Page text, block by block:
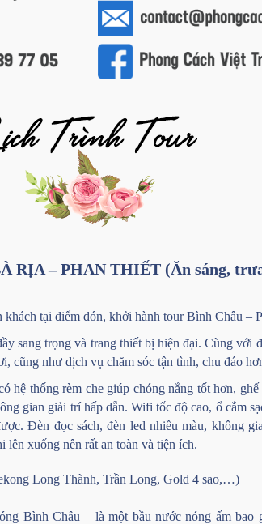
RỊA – PHAN THIẾT (Ăn sáng,
tại điểm đón, khởi hành tour Bình Châu –
sang trọng và trang thiết bị hiện đại. Cùng với
cũng như dịch vụ chăm sóc tận tình, chu đáo
hệ thống rèm che giúp chóng nắng tốt hơn, ghế
gian giải trí hấp dẫn. Wifi tốc độ cao, ổ cắm
Đèn đọc sách, đèn led nhiều màu, không
lên xuống nên rất an toàn và tiện ích.
Long Thành, Trần Long, Gold 4 sao,…)
Bình Châu – là một bầu nước nóng ấm bao